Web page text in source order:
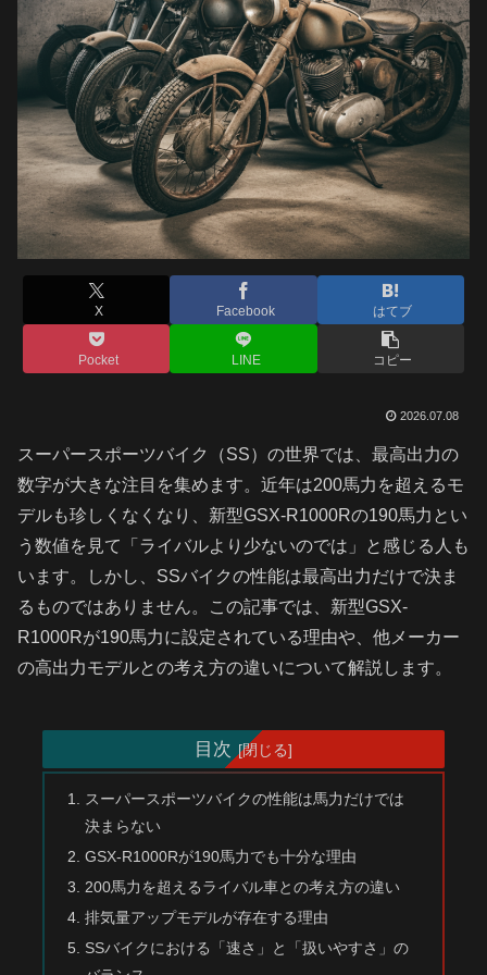
X Facebook はてブ
Pocket LINE コピー
2026.07.08
スーパースポーツバイク（SS）の世界では、最高出力の
数字が大きな注目を集めます。近年は200馬力を超えるモ
デルも珍しくなくなり、新型GSX-R1000Rの190馬力とい
う数値を見て「ライバルより少ないのでは」と感じる人も
います。しかし、SSバイクの性能は最高出力だけで決ま
るものではありません。この記事では、新型GSX-
R1000Rが190馬力に設定されている理由や、他メーカー
の高出力モデルとの考え方の違いについて解説します。
目次
スーパースポーツバイクの性能は馬力だけでは
決まらない
GSX-R1000Rが190馬力でも十分な理由
200馬力を超えるライバル車との考え方の違い
排気量アップモデルが存在する理由
SSバイクにおける「速さ」と「扱いやすさ」の